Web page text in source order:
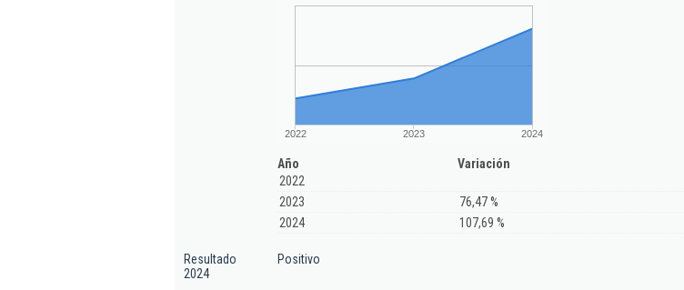
2022 2023 2024
Año
Variación
2022
2023
76,47 %
2024
107,69 %
Resultado
2024
Positivo